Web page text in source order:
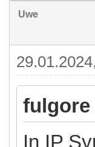
Uwe
fulgore
In IP